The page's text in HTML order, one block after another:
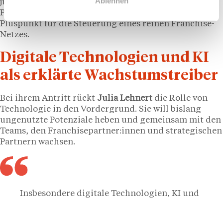
juristischen Hintergrund kennt sie Vertrags- und
Partnerschaftsstrukturen aus eigener Praxis, ein
Pluspunkt für die Steuerung eines reinen Franchise-
Netzes.
Digitale Technologien und KI
als erklärte Wachstumstreiber
Bei ihrem Antritt rückt Julia Lehnertdie Rolle von
Technologie in den Vordergrund. Sie will bislang
ungenutzte Potenziale heben und gemeinsam mit den
Teams, den Franchisepartner:innen und strategischen
Partnern wachsen.
Insbesondere digitale Technologien, KI und